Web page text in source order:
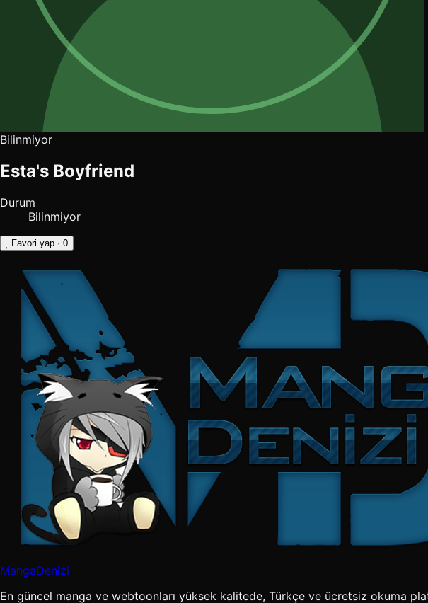
Bilinmiyor
Esta's Boyfriend
Durum
Bilinmiyor
Favori yap · 0
MangaDenizi
En güncel manga ve webtoonları yüksek kalitede, Türkçe ve ücretsiz okuma